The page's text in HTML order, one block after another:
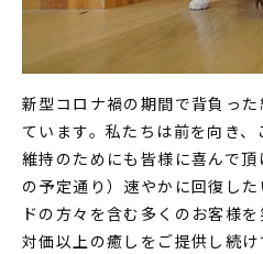
新型コロナ禍の期間で背負っ
ています。私たちは前を向き
維持のためにも皆様に喜んで
の予定通り）速やかに回復し
ドの方々を含む多くのお客様
対価以上の癒しをご提供し続け